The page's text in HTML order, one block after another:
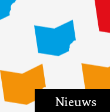
Nieuws